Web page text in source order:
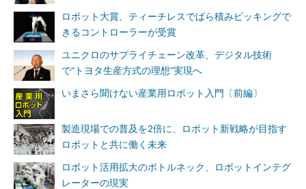
ロボット大賞、ティーチレスでばら積みピッキングで
きるコントローラーが受賞
ユニクロのサプライチェーン改革、デジタル技術
で“トヨタ生産方式の理想”実現へ
いまさら聞けない産業用ロボット入門〔前編〕
製造現場での普及を2倍に、ロボット新戦略が目指す
ロボットと共に働く未来
ロボット活用拡大のボトルネック、ロボットインテグ
レーターの現実